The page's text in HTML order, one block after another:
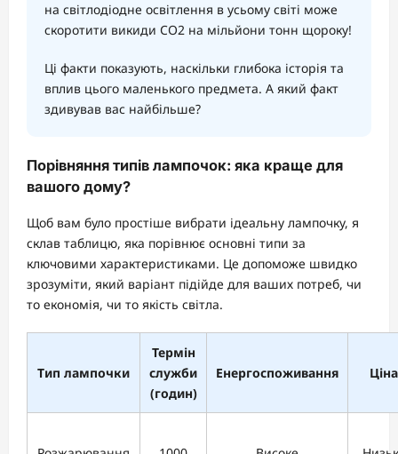
на світлодіодне освітлення в усьому світі може
скоротити викиди CO2 на мільйони тонн щороку!
Ці факти показують, наскільки глибока історія та
вплив цього маленького предмета. А який факт
здивував вас найбільше?
Порівняння типів лампочок: яка краще для
вашого дому?
Щоб вам було простіше вибрати ідеальну лампочку, я
склав таблицю, яка порівнює основні типи за
ключовими характеристиками. Це допоможе швидко
зрозуміти, який варіант підійде для ваших потреб, чи
то економія, чи то якість світла.
Тип лампочки
Термін
служби
(годин)
Енергоспоживання Ціна